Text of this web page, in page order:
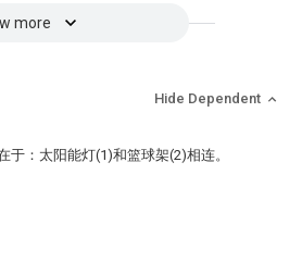
more
Hide Dependent
于：太阳能灯(1)和篮球架(2)相连。